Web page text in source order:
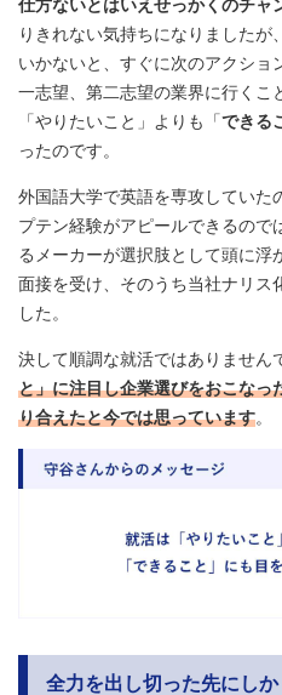
仕方ないとはいえせっかくのチ
りきれない気持ちになりましたが
いかないと、すぐに次のアクショ
一志望、第二志望の業界に行くこ
「やりたいこと」よりも「できる
ったのです。
外国語大学で英語を専攻していた
プテン経験がアピールできるので
るメーカーが選択肢として頭に浮
面接を受け、そのうち当社ナリス
した。
決して順調な就活ではありません
と」に注目し企業選びをおこなっ
り合えたと今では思っています。
全力を出し切った先にし